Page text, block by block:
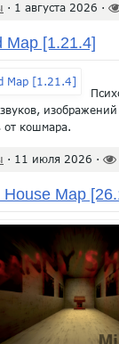
· 1 августа 2026 ·
Map [1.21.4]
изображений
от кошмара.
· 11 июля 2026 ·
House Map